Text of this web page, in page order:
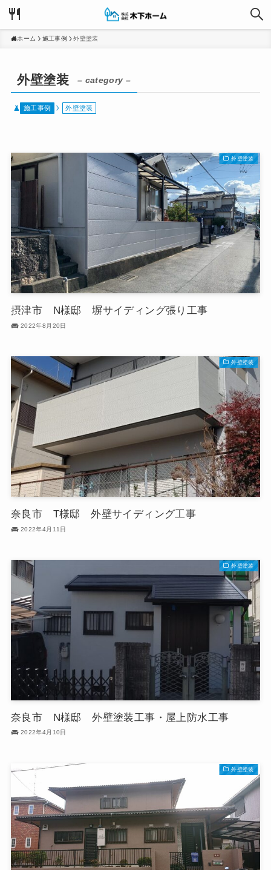
ホーム 施工事例 外壁塗装
外壁塗装 – category –
施工事例 外壁塗装
外壁塗装
摂津市 N様邸 塀サイディング張り工事
2022年8月20日
外壁塗装
奈良市 T様邸 外壁サイディング工事
2022年4月11日
外壁塗装
奈良市 N様邸 外壁塗装工事・屋上防水工事
2022年4月10日
外壁塗装